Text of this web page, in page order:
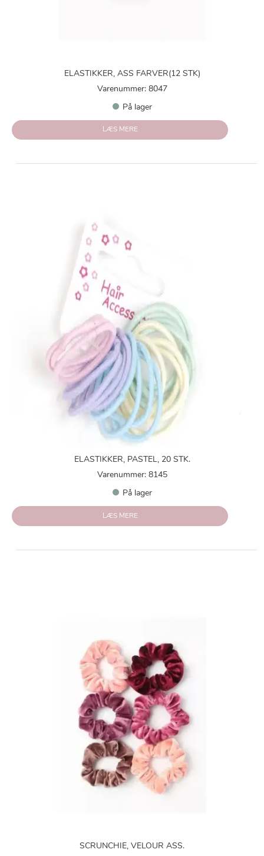
ELASTIKKER, ASS FARVER(12 STK)
Varenummer: 8047
På lager
LÆS MERE
ELASTIKKER, PASTEL, 20 STK.
Varenummer: 8145
På lager
LÆS MERE
SCRUNCHIE, VELOUR ASS.